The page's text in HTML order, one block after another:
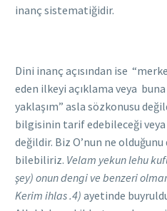
inanç sistematiğidir.
Dini inanç açısından ise
eden ilkeyi açıklama veya
yaklaşım” asla sözkonusu
bilgisinin tarif edebileceği
değildir. Biz O’nun ne olduğunu
bilebiliriz. Velam yekun lehu
şey) onun dengi ve benzeri
Kerim ihlas .4) ayetinde